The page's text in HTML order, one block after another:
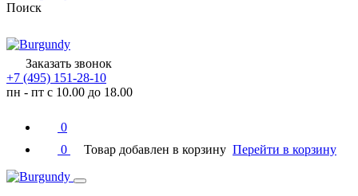
Поиск
Заказать звонок
+7 (495) 151-28-10
пн - пт с 10.00 до 18.00
0
0
Товар добавлен в корзину Перейти в корзину